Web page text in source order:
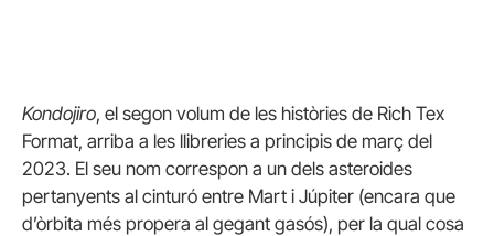
Kondojiro, el segon volum de les històries de Rich Tex
Format, arriba a les llibreries a principis de març del
2023. El seu nom correspon a un dels asteroides
pertanyents al cinturó entre Mart i Júpiter (encara que
d’òrbita més propera al gegant gasós), per la qual cosa